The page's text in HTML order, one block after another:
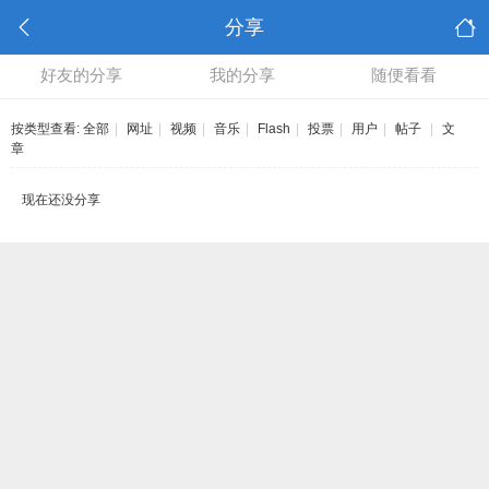
分享
好友的分享 我的分享 随便看看
按类型查看: 全部 网址 视频 音乐 Flash 投票 用户 帖子
文
章
现在还没分享